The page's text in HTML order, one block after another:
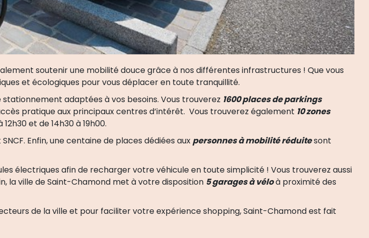
soutenir une mobilité douce grâce à nos différentes infrastructures ! Que vous
et écologiques pour vous déplacer en toute tranquillité.
adaptées à vos besoins. Vous trouverez 1600 places de parkings
pratique aux principaux centres d’intérêt. Vous trouverez également 10 zones
et de 14h30 à 19h00.
Enfin, une centaine de places dédiées auxpersonnes à mobilité réduitesont
électriques afin de recharger votre véhicule en toute simplicité ! Vous trouverez aussi
la ville de Saint-Chamond met à votre disposition 5 garages à véloà proximité des
de la ville et pour faciliter votre expérience shopping, Saint-Chamond est fait